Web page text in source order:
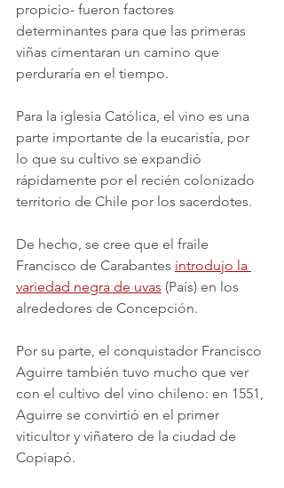
propicio- fueron factores
determinantes para que las primeras
viñas cimentaran un camino que
perduraría en el tiempo.
Para la iglesia Católica, el vino es una
parte importante de la eucaristía, por
lo que su cultivo se expandió
rápidamente por el recién colonizado
territorio de Chile por los sacerdotes.
De hecho, se cree que el fraile
Francisco de Carabantes introdujo la
variedad negra de uvas (País) en los
alrededores de Concepción.
Por su parte, el conquistador Francisco
Aguirre también tuvo mucho que ver
con el cultivo del vino chileno: en 1551,
Aguirre se convirtió en el primer
viticultor y viñatero de la ciudad de
Copiapó.